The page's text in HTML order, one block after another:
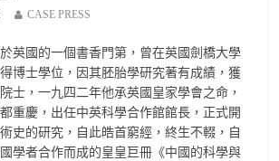
CASE PRESS
英國的一個書香門第，曾在英國劍橋大學
博士學位，因其胚胎學研究著有成績，獲
士，一九四二年他承英國皇家學會之命，
重慶，出任中英科學合作館館長，正式開
史的研究，自此皓首窮經，終生不輟，自
學者合作而成的皇皇巨冊《中國的科學與